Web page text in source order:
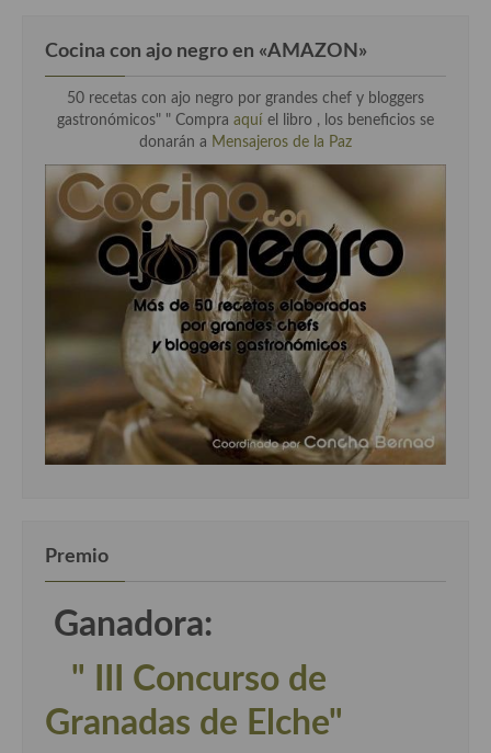
Cocina con ajo negro en «AMAZON»
50 recetas con ajo negro por grandes chef y bloggers
gastronómicos" " Compra aquí el libro , los beneficios se
donarán a Mensajeros de la Paz
Premio
Ganadora:
" III Concurso de
Granadas de Elche"